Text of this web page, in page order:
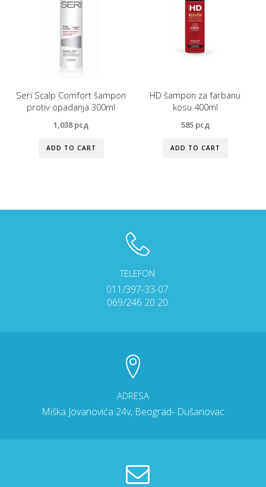
Seri Scalp Comfort šampon
protiv opadanja 300ml
1,038рсд
ADD TO CART
HD šampon za farbanu
kosu 400ml
585 рсд
ADD TO CART
TELEFON
011/397-33-07
069/246 20 20
ADRESA
Miška Jovanovića 24v, Beograd- Dušanovac